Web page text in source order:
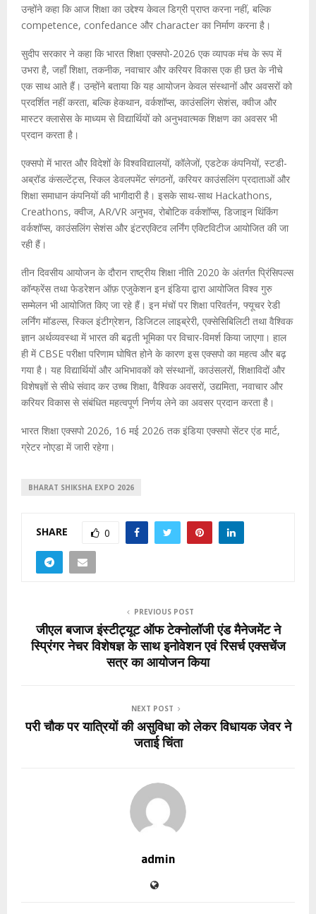
उन्होंने कहा कि आज शिक्षा का उद्देश्य केवल डिग्री प्राप्त करना नहीं, बल्कि
competence, confedance और character का निर्माण करना है।
सुदीप सरकार ने कहा कि भारत शिक्षा एक्सपो-2026 एक व्यापक मंच के रूप में
उभरा है, जहाँ शिक्षा, तकनीक, नवाचार और करियर विकास एक ही छत के नीचे
एक साथ आते हैं। उन्होंने बताया कि यह आयोजन केवल संस्थानों और अवसरों को
प्रदर्शित नहीं करता, बल्कि हेकथान, वर्कशॉप्स, काउंसलिंग सेशंस, क्वीज और
मास्टर क्लासेस के माध्यम से विद्यार्थियों को अनुभवात्मक शिक्षण का अवसर भी
प्रदान करता है।
एक्सपो में भारत और विदेशों के विश्वविद्यालयों, कॉलेजों, एडटेक कंपनियों, स्टडी-
अब्रॉड कंसल्टेंट्स, स्किल डेवलपमेंट संगठनों, करियर काउंसलिंग प्रदाताओं और
शिक्षा समाधान कंपनियों की भागीदारी है। इसके साथ-साथ Hackathons,
Creathons, क्वीज, AR/VR अनुभव, रोबोटिक वर्कशॉप्स, डिजाइन थिंकिंग
वर्कशॉप्स, काउंसलिंग सेशंस और इंटरएक्टिव लर्निंग एक्टिविटीज आयोजित की जा
रही हैं।
तीन दिवसीय आयोजन के दौरान राष्ट्रीय शिक्षा नीति 2020 के अंतर्गत प्रिंसिपल्स
कॉन्फ्रेंस तथा फेडरेशन ऑफ़ एजुकेशन इन इंडिया द्वारा आयोजित विश्व गुरु
सम्मेलन भी आयोजित किए जा रहे हैं। इन मंचों पर शिक्षा परिवर्तन, फ्यूचर रेडी
लर्निंग मॉडल्स, स्किल इंटीग्रेशन, डिजिटल लाइब्रेरी, एक्सेसिबिलिटी तथा वैश्विक
ज्ञान अर्थव्यवस्था में भारत की बढ़ती भूमिका पर विचार-विमर्श किया जाएगा। हाल
ही में CBSE परीक्षा परिणाम घोषित होने के कारण इस एक्सपो का महत्व और बढ़
गया है। यह विद्यार्थियों और अभिभावकों को संस्थानों, काउंसलरों, शिक्षाविदों और
विशेषज्ञों से सीधे संवाद कर उच्च शिक्षा, वैश्विक अवसरों, उद्यमिता, नवाचार और
करियर विकास से संबंधित महत्वपूर्ण निर्णय लेने का अवसर प्रदान करता है।
भारत शिक्षा एक्सपो 2026, 16 मई 2026 तक इंडिया एक्सपो सेंटर एंड मार्ट,
ग्रेटर नोएडा में जारी रहेगा।
BHARAT SHIKSHA EXPO 2026
SHARE 0
PREVIOUS POST
जीएल बजाज इंस्टीट्यूट ऑफ टेक्नोलॉजी एंड मैनेजमेंट ने
स्प्रिंगर नेचर विशेषज्ञ के साथ इनोवेशन एवं रिसर्च एक्सचेंज
सत्र का आयोजन किया
NEXT POST
परी चौक पर यात्रियों की असुविधा को लेकर विधायक जेवर ने
जताई चिंता
admin